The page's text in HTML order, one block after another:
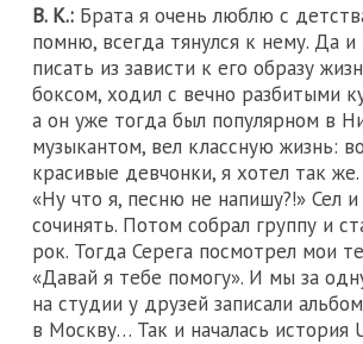
В. К.: Брата я очень люблю с
помню, всегда тянулся к нему. Да и
писать из зависти к его образу
боксом, ходил с вечно разбитыми
а он уже тогда был популярном в
музыкантом, вел классную жизнь:
красивые девчонки, я хотел так
«Ну что я, песню не напишу?!» Сел и
сочинять. Потом собрал группу и
рок. Тогда Серега посмотрел мои
«Давай я тебе помогу». И мы за
на студии у друзей записали
в Москву… Так и началась история